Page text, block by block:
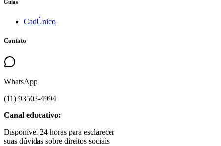
Guias
CadÚnico
Contato
WhatsApp
(11) 93503-4994
Canal educativo:
Disponível 24 horas para esclarecer
suas dúvidas sobre direitos sociais